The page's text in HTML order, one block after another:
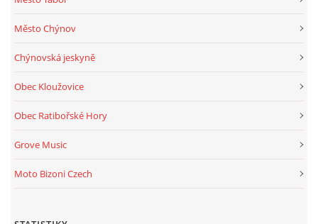
Město Chýnov
Chýnovská jeskyně
Obec Kloužovice
Obec Ratibořské Hory
Grove Music
Moto Bizoni Czech